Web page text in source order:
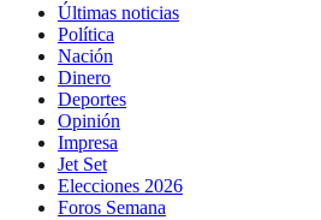
Últimas noticias
Política
Nación
Dinero
Deportes
Opinión
Impresa
Jet Set
Elecciones 2026
Foros Semana